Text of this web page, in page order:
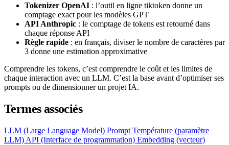
Tokenizer OpenAI : l’outil en ligne tiktoken donne un
comptage exact pour les modèles GPT
API Anthropic : le comptage de tokens est retourné dans
chaque réponse API
Règle rapide : en français, diviser le nombre de caractères par
3 donne une estimation approximative
Comprendre les tokens, c’est comprendre le coût et les limites de
chaque interaction avec un LLM. C’est la base avant d’optimiser ses
prompts ou de dimensionner un projet IA.
Termes associés
LLM (Large Language Model) Prompt Température (paramètre
LLM) API (Interface de programmation) Embedding (vecteur)